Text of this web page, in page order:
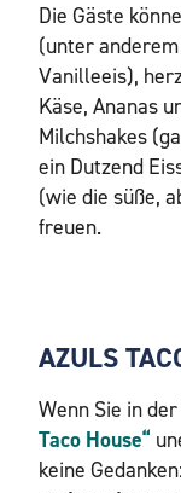
Die Gäste
(unter
Vanilleeis),
Käse, Ananas
Milchshakes
ein Dutzend
(wie die süße,
freuen.
AZULS
Wenn Sie in
Taco House“
keine